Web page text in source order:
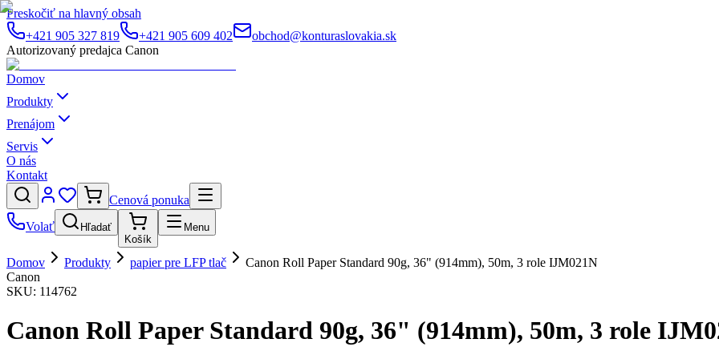
Preskočiť na hlavný obsah
+421 905 327 819
+421 905 609 402
obchod@konturaslovakia.sk
Autorizovaný predajca Canon
Domov
Produkty
Prenájom
Servis
O nás
Kontakt
Cenová ponuka
Volať
Hľadať
Košík
Menu
Domov Produkty papier pre LFP tlač
Canon Roll Paper Standard 90g, 36" (914mm), 50m, 3 role IJM021N
Canon
SKU: 114762
Canon Roll Paper Standard 90g, 36" (914mm), 50m, 3 role